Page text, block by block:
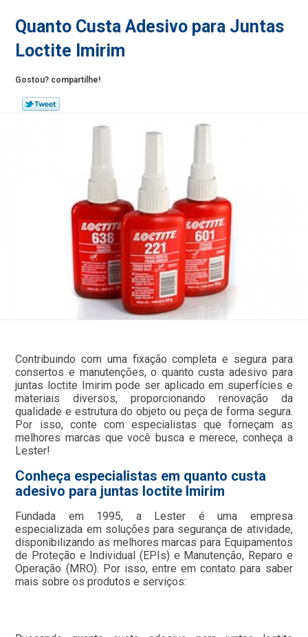
Quanto Custa Adesivo para Juntas
Loctite Imirim
Gostou? compartilhe!
Contribuindo com uma fixação completa e segura para
consertos e manutenções, o quanto custa adesivo para
juntas loctite Imirim pode ser aplicado em superfícies e
materiais diversos, proporcionando renovação da
qualidade e estrutura do objeto ou peça de forma segura.
Por isso, conte com especialistas que forneçam as
melhores marcas que você busca e merece, conheça a
Lester!
Conheça especialistas em quanto custa
adesivo para juntas loctite Imirim
Fundada em 1995, a Lester é uma empresa
especializada em soluções para segurança de atividade,
disponibilizando as melhores marcas para Equipamentos
de Proteção e Individual (EPIs) e Manutenção, Reparo e
Operação (MRO). Por isso, entre em contato para saber
mais sobre os produtos e serviços: